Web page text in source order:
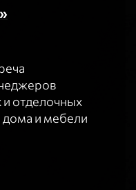
и отделочных
дома и мебели